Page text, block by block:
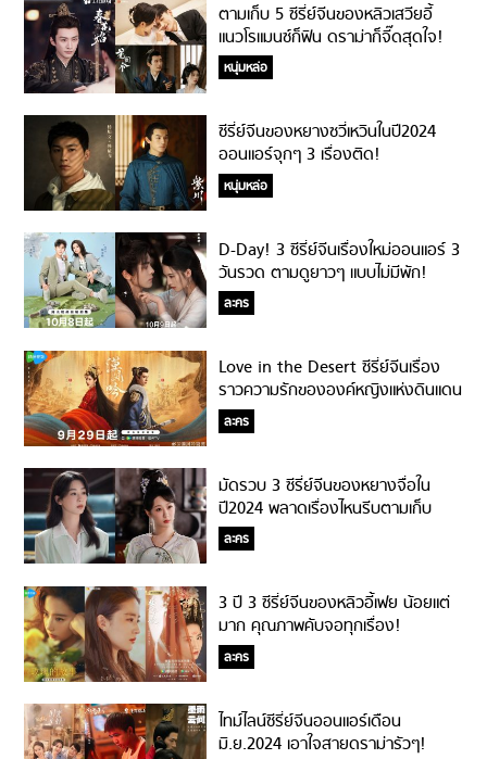
ตามเก็บ 5 ซีรี่ย์จีนของหลิวเสวียอี้
แนวโรแมนซ์ก็ฟิน ดราม่าก็จี๊ดสุดใจ!
หนุ่มหล่อ
ซีรี่ย์จีนของหยางซวี่เหวินในปี2024
ออนแอร์จุกๆ 3 เรื่องติด!
หนุ่มหล่อ
D-Day! 3 ซีรี่ย์จีนเรื่องใหม่ออนแอร์ 3
วันรวด ตามดูยาวๆ แบบไม่มีพัก!
ละคร
Love in the Desert ซีรี่ย์จีนเรื่อง
ราวความรักขององค์หญิงแห่งดินแดน
ทะเลทราย!
ละคร
มัดรวบ 3 ซีรี่ย์จีนของหยางจื่อใน
ปี2024 พลาดเรื่องไหนรีบตามเก็บ
ด่วน!
ละคร
3 ปี 3 ซีรี่ย์จีนของหลิวอี้เฟย น้อยแต่
มาก คุณภาพคับจอทุกเรื่อง!
ละคร
ไทม์ไลน์ซีรี่ย์จีนออนแอร์เดือน
มิ.ย.2024 เอาใจสายดราม่ารัวๆ!